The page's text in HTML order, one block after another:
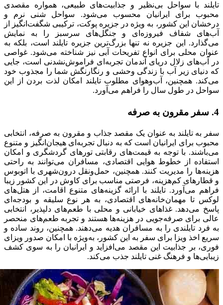
تایلند با سواحل بی‌نظیر و جذابیت‌های طبیعی‌، همواره مقصدی
محبوب برای ایرانیان محسوب می‌شود. سواحل شنی نرم و
درخشان این کشور، به ویژه در جزیره پوکت، ترکیبی شگفت‌انگیز از
آب‌های شفاف فیروزه‌ای و جنگل‌های سرسبز را به نمایش
می‌گذارد. این جزیره نه تنها بزرگ‌ترین جزیره تایلند است، بلکه به
عنوان محلی برای انواع تفریحات آبی نیز شناخته می‌شود. غواصی
در آب‌های زلال دریای آندمان تجربه‌ای فراموش‌نشدنی است، جایی
که دنیای زیر آب با زندگی‌ وحشی و رنگارنگش شما را مجذوب خود
می‌کند. همچنین، آب‌وهوای مطلوب تایلند امکان لذت بردن از این
سواحل در طول سال را فراهم می‌آورد.
4. سفر مقرون به صرفه
سفر به تایلند به عنوان یک مقصد جذاب و مقرون به صرفه، انتخابی
محبوب برای ایرانیان است که به دنبال تجربه‌ای هیجان‌انگیز و متنوع
می‌باشند. با توجه به قیمت‌های رقابتی تورهای گردشگری و امکان
استفاده از خطوط هوایی اقتصادی، مسافران می‌توانند به راحتی
هزینه‌ها را مدیریت کنند. همچنین، حمل‌ونقل درون‌شهری با اتوبوس
و قطارهای کم‌هزینه، فرصتی مناسب برای کاوش در این کشور زیبا
فراهم می‌آورد. تایلند با ارائه گزینه‌های متنوع اقامت، از هتل‌های
لوکس تا مهمان‌خانه‌های اقتصادی، به هر نوع سلیقه و بودجه‌ای
پاسخ می‌دهد. غذاهای خیابانی و محلی با طعم‌های دلپذیر، انتخابی
عالی برای صرفه‌جویی در هزینه‌ها هستند و تجربه‌ طعم‌های منحصر
به فرد تایلندی را به مسافران هدیه می‌دهند. همچنین، روند ساده و
سریع اخذ ویزا برای سفر به این کشور، به‌ویژه با امکان صدور ویزای
فوری، بر جذابیت این مقصد می‌افزاید و ایرانیان را به سوی کشف
زیبایی‌ها و فرهنگ غنی تایلند جذب می‌کند.